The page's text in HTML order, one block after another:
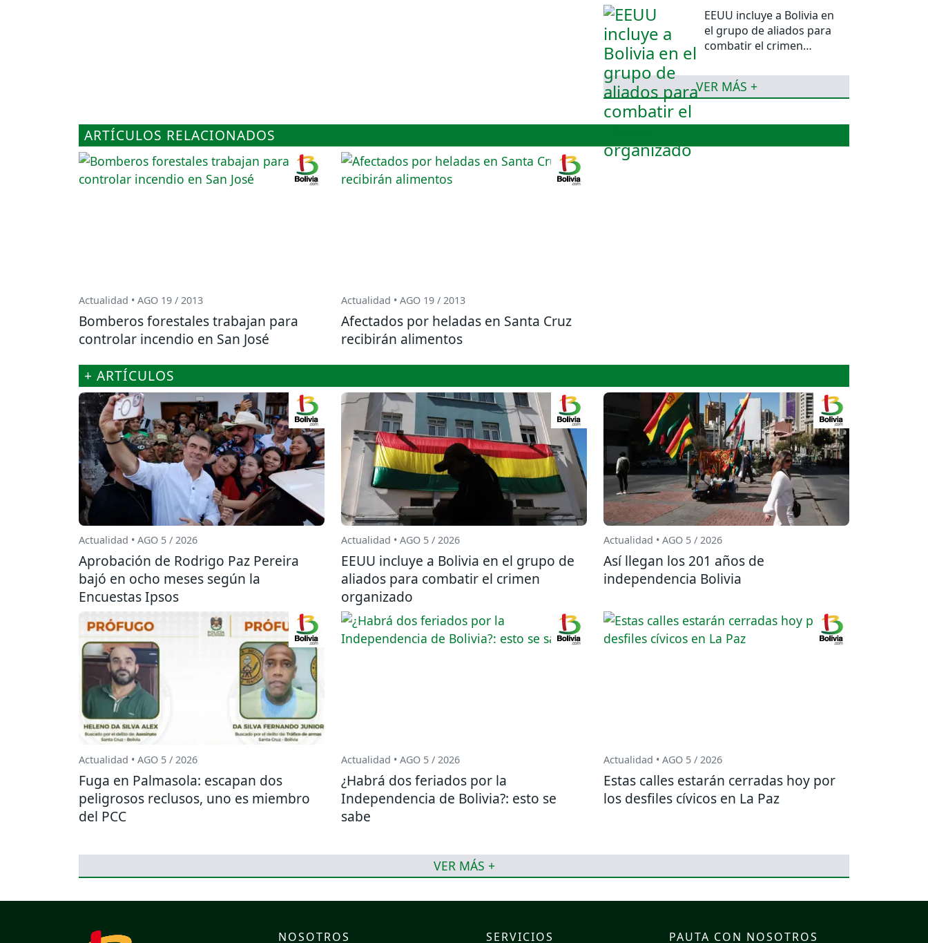
EEUU incluye a Bolivia en
el grupo de aliados para
combatir el crimen
VER MÁS +
ARTÍCULOS RELACIONADOS
Actualidad • AGO 19 / 2013
Bomberos forestales trabajan para
controlar incendio en San José
Actualidad • AGO 19 / 2013
Afectados por heladas en Santa Cruz
recibirán alimentos
+ ARTÍCULOS
Actualidad • AGO 5 / 2026
Aprobación de Rodrigo Paz Pereira
bajó en ocho meses según la
Encuestas Ipsos
Actualidad • AGO 5 / 2026
EEUU incluye a Bolivia en el grupo de
aliados para combatir el crimen
organizado
Actualidad • AGO 5 / 2026
Así llegan los 201 años de
independencia Bolivia
Actualidad • AGO 5 / 2026
Fuga en Palmasola: escapan dos
peligrosos reclusos, uno es miembro
del PCC
Actualidad • AGO 5 / 2026
¿Habrá dos feriados por la
Independencia de Bolivia?: esto se
sabe
Actualidad • AGO 5 / 2026
Estas calles estarán cerradas hoy por
los desfiles cívicos en La Paz
VER MÁS +
NOSOTROS SERVICIOS PAUTA CON NOSOTROS